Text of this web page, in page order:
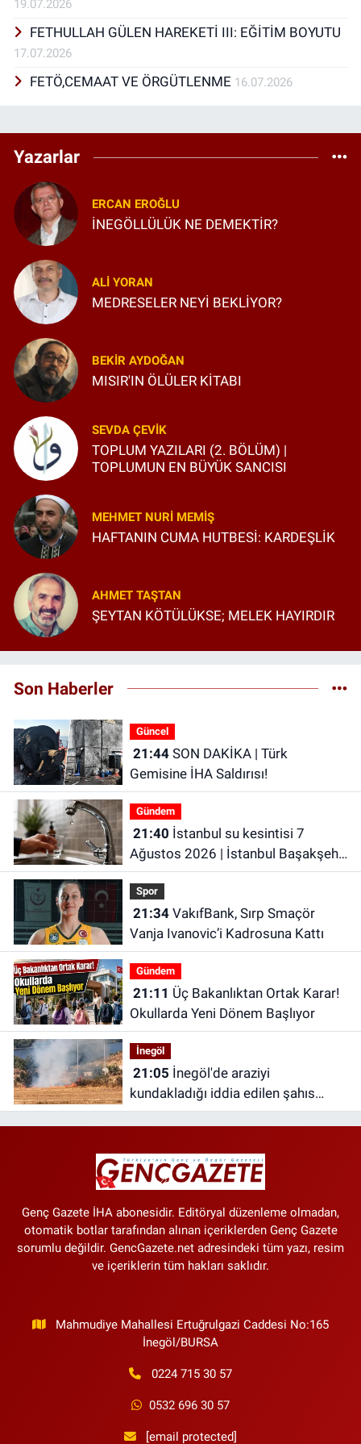
19.07.2026
FETHULLAH GÜLEN HAREKETİ III: EĞİTİM BOYUTU
17.07.2026
FETÖ,CEMAAT VE ÖRGÜTLENME 16.07.2026
Yazarlar
ERCAN EROĞLU
İNEGÖLLÜLÜK NE DEMEKTİR?
ALI YORAN
MEDRESELER NEYİ BEKLİYOR?
BEKIR AYDOĞAN
MISIR'IN ÖLÜLER KİTABI
SEVDA ÇEVIK
TOPLUM YAZILARI (2. BÖLÜM) |
TOPLUMUN EN BÜYÜK SANCISI
MEHMET NURI MEMIŞ
HAFTANIN CUMA HUTBESİ: KARDEŞLİK
AHMET TAŞTAN
ŞEYTAN KÖTÜLÜKSE; MELEK HAYIRDIR
Son Haberler
Güncel
21:44SON DAKİKA | Türk
Gemisine İHA Saldırısı!
Gündem
21:40
Ağustos 2026 | İstanbul Başakşehir
Su Kesintisi | İstanbul’da Son
Dakika Su Kesintileri!
Spor
21:34VakıfBank, Sırp Smaçör
Vanja Ivanovic’i Kadrosuna Kattı
Gündem
21:11
Okullarda Yeni Dönem Başlıyor
İnegöl
21:05
kundakladığı iddia edilen şahıs
yakalandı
Genç Gazete İHA abonesidir. Editöryal düzenleme olmadan,
otomatik botlar tarafından alınan içeriklerden Genç Gazete
sorumlu değildir. GencGazete.net adresindeki tüm yazı, resim
ve içeriklerin tüm hakları saklıdır.
Mahmudiye Mahallesi Ertuğrulgazi Caddesi No:165
İnegöl/BURSA
0224 715 30 57
0532 696 30 57
[email protected]